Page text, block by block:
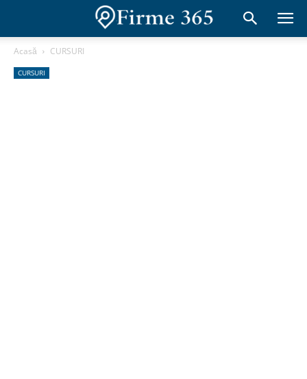
Acasă CURSURI
CURSURI